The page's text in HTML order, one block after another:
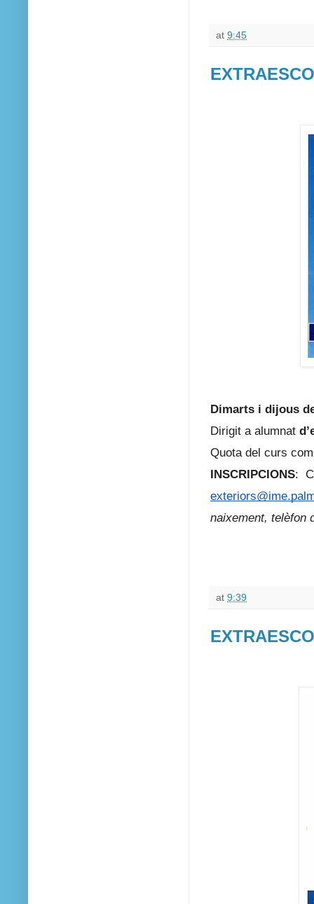
at 9:45
Dimarts i dijous
Dirigit a alumnat
Quota del curs
INSCRIPCIONS:
naixement, telèfon
at 9:39